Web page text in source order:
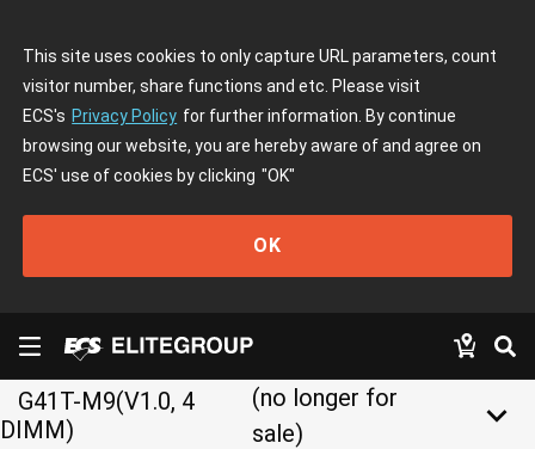
This site uses cookies to only capture URL parameters, count
visitor number, share functions and etc. Please visit
ECS's Privacy Policy for further information. By continue
browsing our website, you are hereby aware of and agree on
ECS' use of cookies by clicking "OK"
OK
G41T-M9(V1.0, 4
DIMM)
(no longer for
sale)
keyboard_arrow_down